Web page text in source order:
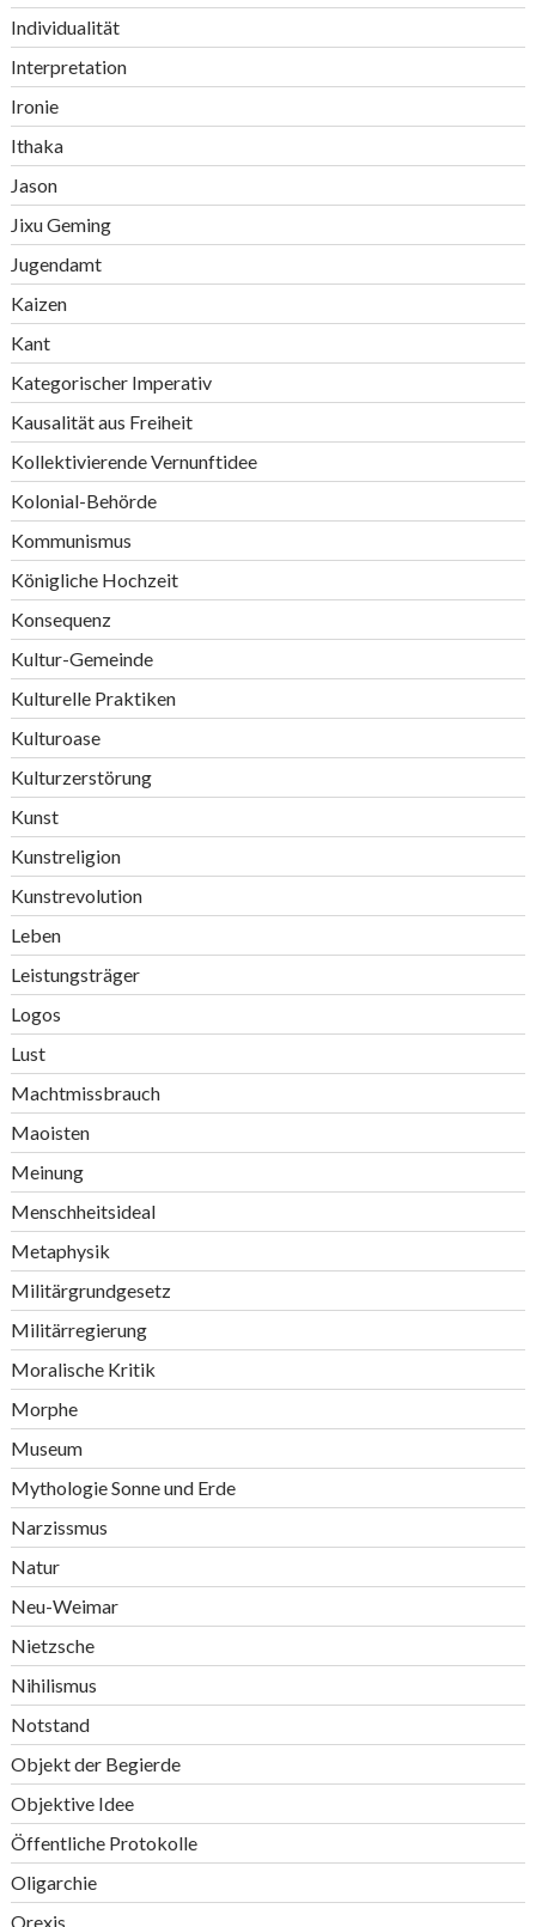
Individualität
Interpretation
Ironie
Ithaka
Jason
Jixu Geming
Jugendamt
Kaizen
Kant
Kategorischer Imperativ
Kausalität aus Freiheit
Kollektivierende Vernunftidee
Kolonial-Behörde
Kommunismus
Königliche Hochzeit
Konsequenz
Kultur-Gemeinde
Kulturelle Praktiken
Kulturoase
Kulturzerstörung
Kunst
Kunstreligion
Kunstrevolution
Leben
Leistungsträger
Logos
Lust
Machtmissbrauch
Maoisten
Meinung
Menschheitsideal
Metaphysik
Militärgrundgesetz
Militärregierung
Moralische Kritik
Morphe
Museum
Mythologie Sonne und Erde
Narzissmus
Natur
Neu-Weimar
Nietzsche
Nihilismus
Notstand
Objekt der Begierde
Objektive Idee
Öffentliche Protokolle
Oligarchie
Orexis